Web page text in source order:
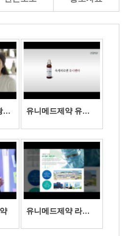
고
유니메드제약 유니
유니메드제약 라디